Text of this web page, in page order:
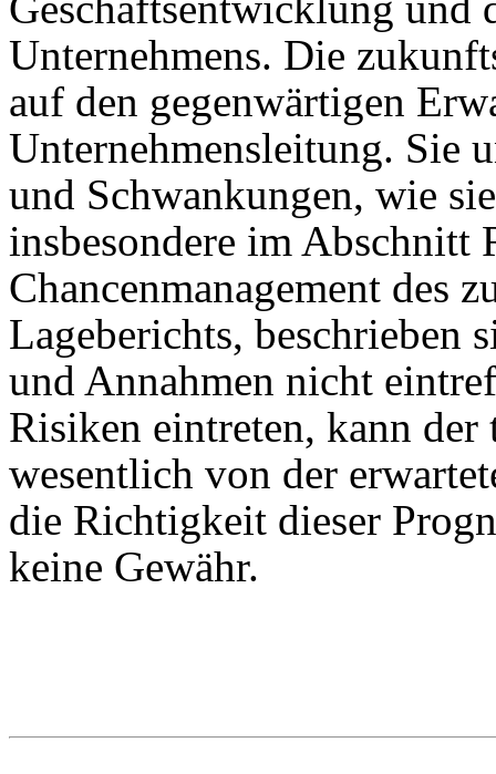
Unternehmens. Die
auf den gegenwärtigen
Unternehmensleitung. Sie
und Schwankungen, wie
insbesondere im Abschnitt
Chancenmanagement des
Lageberichts, beschrieben
und Annahmen nicht
Risiken eintreten, kann der
wesentlich von der
die Richtigkeit dieser
keine Gewähr.